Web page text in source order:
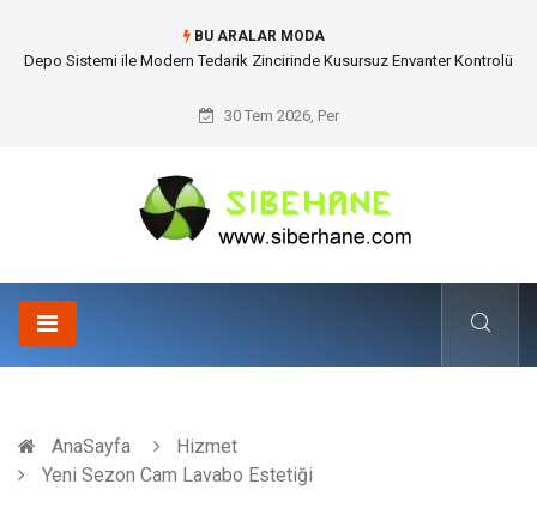
BU ARALAR MODA
Akrilik Boyama Seti ile Evinizde Dijitalden Uzak Bir Deşarj Alanı Tasarlayın
30 Tem 2026, Per
AnaSayfa
Hizmet
Yeni Sezon Cam Lavabo Estetiği